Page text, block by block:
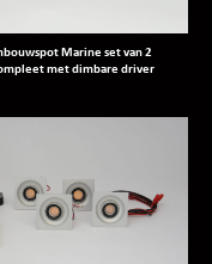
Marine set van 2
met dimbare driver